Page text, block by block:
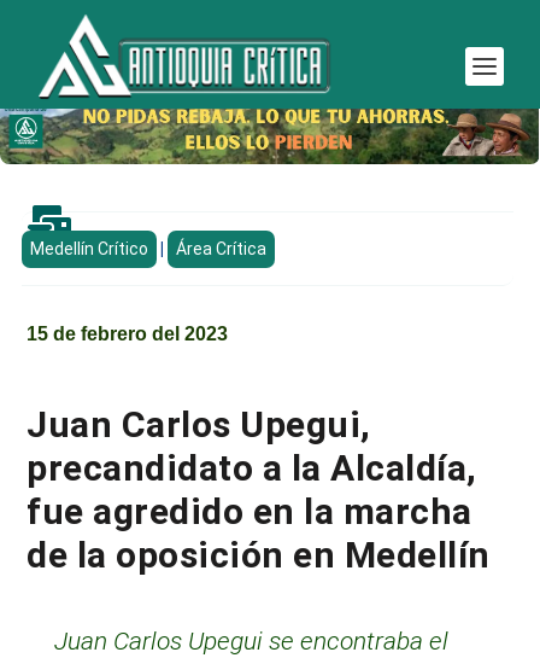

Medellín Crítico Área Crítica
15 de febrero del 2023
Juan Carlos Upegui,
precandidato a la Alcaldía,
fue agredido en la marcha
de la oposición en Medellín
Juan Carlos Upegui se encontraba el